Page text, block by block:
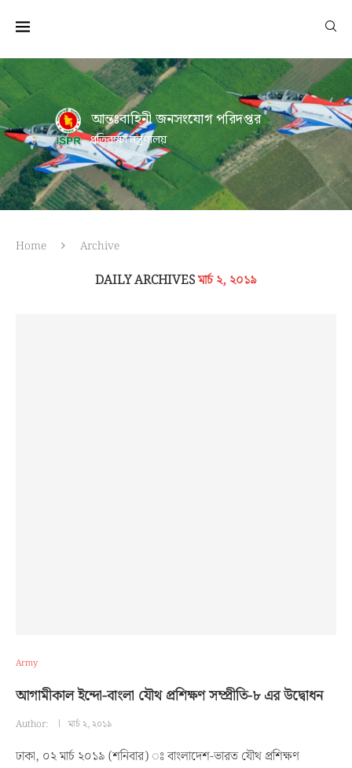
আন্তঃবাহিনী জনসংযোগ পরিদপ্তর
প্রতিরক্ষা মন্ত্রণালয়
Home Archive
DAILY ARCHIVESমার্চ ২, ২০১৯
Army
আগামীকাল ইন্দো-বাংলা যৌথ প্রশিক্ষণ সম্প্রীতি-৮ এর উদ্বোধন
Author: মার্চ ২, ২০১৯
ঢাকা, ০২ মার্চ ২০১৯ (শনিবার) ঃ বাংলাদেশ-ভারত যৌথ প্রশিক্ষণ